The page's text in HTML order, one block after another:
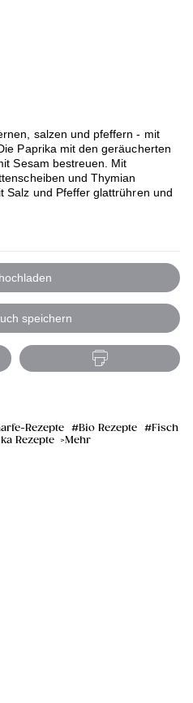
salzen und pfeffern - mit
Paprika mit den geräucherten
Sesam bestreuen. Mit
und Thymian
Salz und Pfeffer glattrühren und
speichern
Rezepte Bio Rezepte
Fisch
Rezepte Mehr